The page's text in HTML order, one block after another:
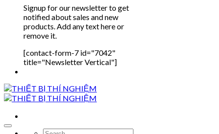
Signup for our newsletter to get
notified about sales and new
products. Add any text here or
remove it.
[contact-form-7 id="7042"
title="Newsletter Vertical"]